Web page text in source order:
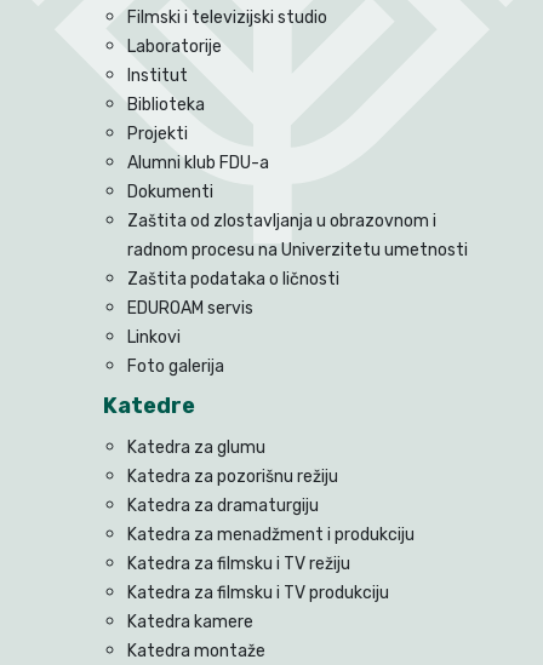
Filmski i televizijski studio
Laboratorije
Institut
Biblioteka
Projekti
Alumni klub FDU-a
Dokumenti
Zaštita od zlostavljanja u obrazovnom i
radnom procesu na Univerzitetu umetnosti
Zaštita podataka o ličnosti
EDUROAM servis
Linkovi
Foto galerija
Katedre
Katedra za glumu
Katedra za pozorišnu režiju
Katedra za dramaturgiju
Katedra za menadžment i produkciju
Katedra za filmsku i TV režiju
Katedra za filmsku i TV produkciju
Katedra kamere
Katedra montaže